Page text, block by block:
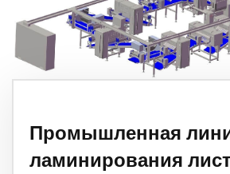
Промышленная
ламинирования